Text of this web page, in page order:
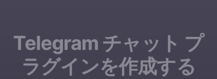
Telegram チャット プ
ラグインを作成する